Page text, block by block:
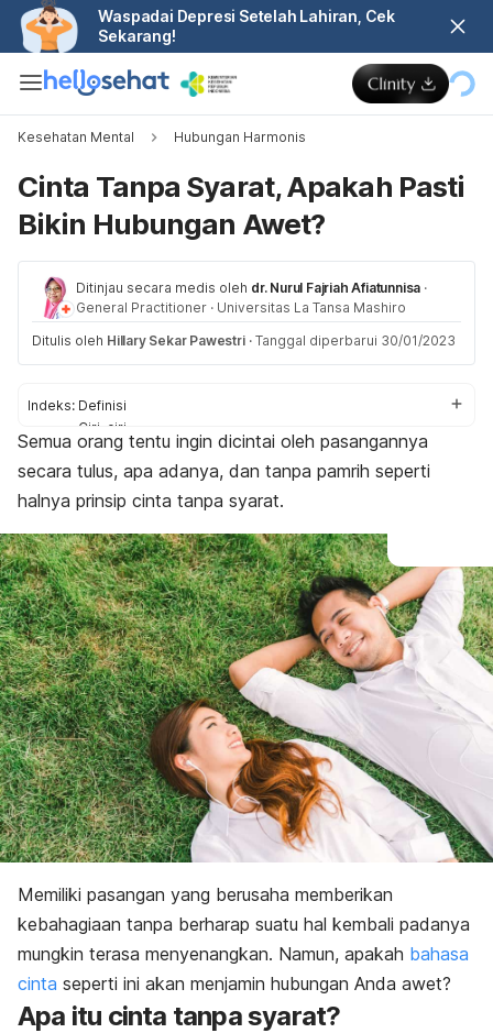
Waspadai Depresi Setelah Lahiran, Cek
Sekarang!
Kesehatan Mental Hubungan Harmonis
Cinta Tanpa Syarat, Apakah Pasti
Bikin Hubungan Awet?
Ditinjau secara medis oleh dr. Nurul Fajriah Afiatunnisa ·
General Practitioner · Universitas La Tansa Mashiro
Ditulis oleh Hillary Sekar Pawestri · Tanggal diperbarui 30/01/2023
Indeks: Definisi
Ciri-ciri
Apakah menjamin hubungan langgeng?
Pentingnya batasan dalam hubungan
Semua orang tentu ingin dicintai oleh pasangannya
secara tulus, apa adanya, dan tanpa pamrih seperti
halnya prinsip cinta tanpa syarat.
Memiliki pasangan yang berusaha memberikan
kebahagiaan tanpa berharap suatu hal kembali padanya
mungkin terasa menyenangkan. Namun, apakah bahasa
cinta seperti ini akan menjamin hubungan Anda awet?
Apa itu cinta tanpa syarat?